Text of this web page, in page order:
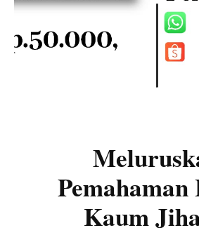
Pemahaman
Kaum